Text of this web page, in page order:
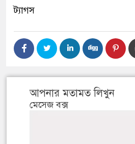
ট্যাগস
আপনার মতামত লিখুন
মেসেজ বক্স